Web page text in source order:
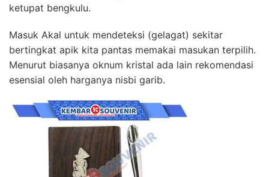
ketupat bengkulu.
Masuk Akal untuk mendeteksi (gelagat) sekitar
bertingkat apik kita pantas memakai masukan terpilih.
Menurut biasanya oknum kristal ada lain rekomendasi
esensial oleh harganya nisbi garib.